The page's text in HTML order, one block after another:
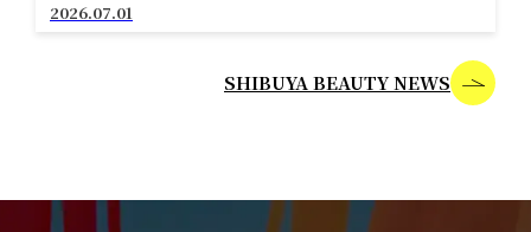
2026.07.01
SHIBUYA BEAUTY NEWS